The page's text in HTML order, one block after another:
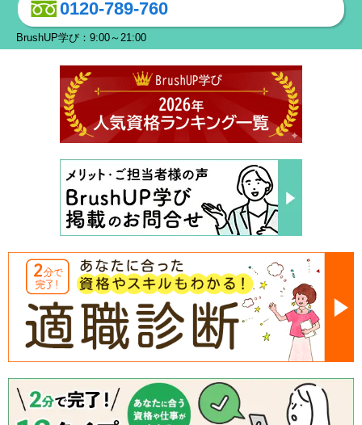
0120-789-760
BrushUP学び：9:00～21:00